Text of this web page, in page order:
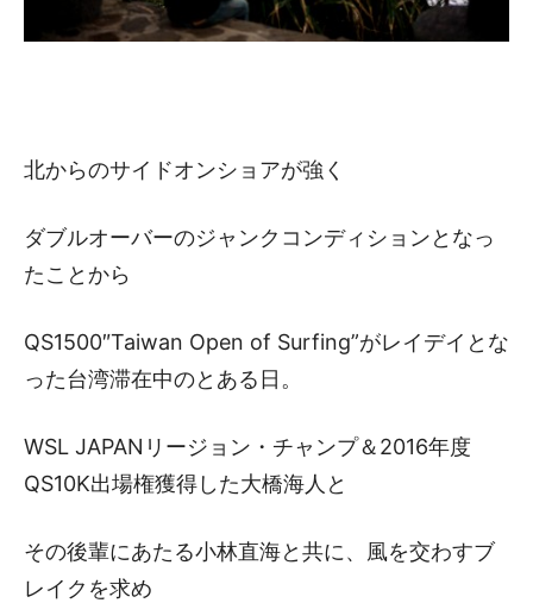
北からのサイドオンショアが強く
ダブルオーバーのジャンクコンディションとなっ
たことから
QS1500″Taiwan Open of Surfing”がレイデイとな
った台湾滞在中のとある日。
WSL JAPANリージョン・チャンプ＆2016年度
QS10K出場権獲得した大橋海人と
その後輩にあたる小林直海と共に、風を交わすブ
レイクを求め